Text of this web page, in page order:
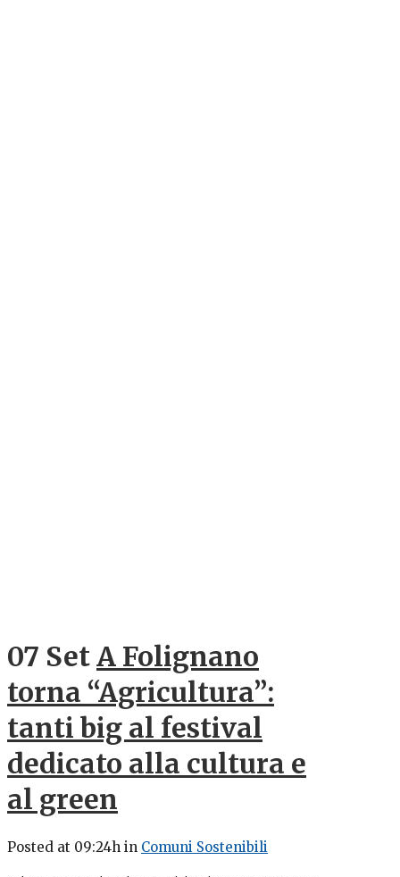
07 SetA Folignano
torna “Agricultura”:
tanti big al festival
dedicato alla cultura e
al green
Posted at 09:24h in Comuni Sostenibili